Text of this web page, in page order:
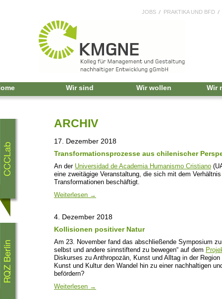
JOBS PRAKTIKA UND BFD
Wir sind Wir wollen Wir
ARCHIV
17. Dezember 2018
Transformationsprozesse aus chilenischer
An der Universidad de Academia Humanismo Cristiano
eine zweitägige Veranstaltung, die sich mit dem
Transformationen beschäftigt.
Weiterlesen →
4. Dezember 2018
Kollisionen positiver Natur
Am 23. November fand das abschließende Symposium
selbst und andere sinnstiftend zu bewegen“ auf dem
Diskurses zu Anthropozän, Kunst und Alltag in der
Kunst und Kultur den Wandel hin zu einer nachhaltigen
befördern?
Weiterlesen →